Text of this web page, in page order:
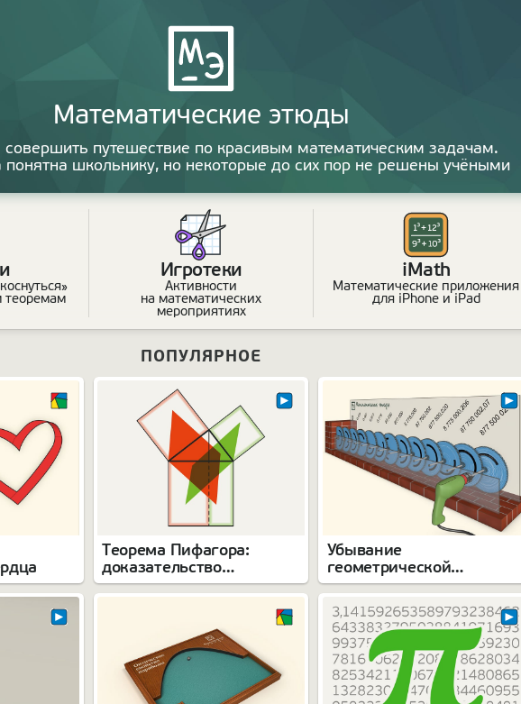
Математические этюды
путешествие по красивым математическим задачам.
понятна школьнику, но некоторые до сих пор не решены учёными
теоремам
Игротеки
Активности
на математических
мероприятиях
iMath
Математические приложения
для iPhone и iPad
ПОПУЛЯРНОЕ
Теорема Пифагора:
доказательство
Евклида
Убывание
геометрической
прогрессии